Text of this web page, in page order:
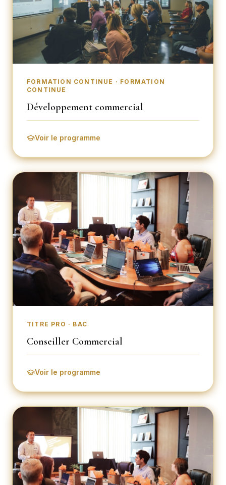
FORMATION CONTINUE · FORMATION
CONTINUE
Développement commercial
Voir le programme
TITRE PRO · BAC
Conseiller Commercial
Voir le programme